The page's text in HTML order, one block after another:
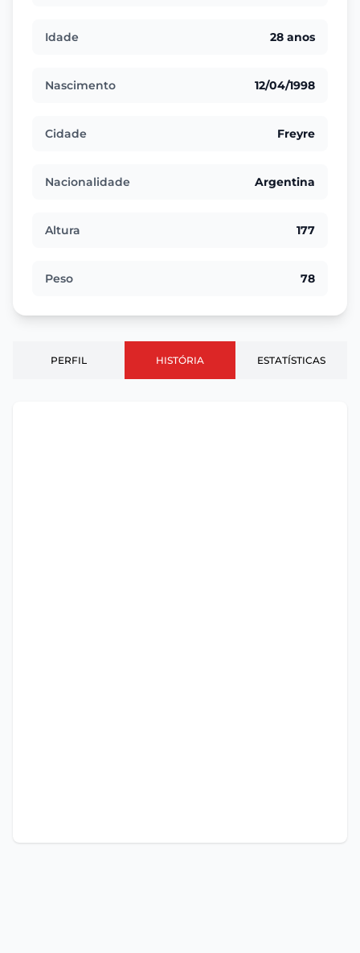
Idade 28 anos
Nascimento 12/04/1998
Cidade Freyre
Nacionalidade Argentina
Altura 177
Peso 78
PERFIL HISTÓRIA ESTATÍSTICAS